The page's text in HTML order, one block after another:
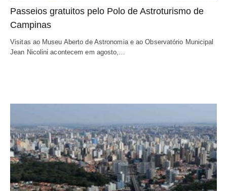
Passeios gratuitos pelo Polo de Astroturismo de
Campinas
Visitas ao Museu Aberto de Astronomia e ao Observatório Municipal
Jean Nicolini acontecem em agosto,…